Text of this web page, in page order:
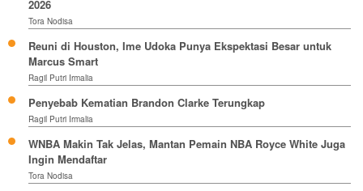
2026
Tora Nodisa
Reuni di Houston, Ime Udoka Punya Ekspektasi Besar untuk
Marcus Smart
Ragil Putri Irmalia
Penyebab Kematian Brandon Clarke Terungkap
Ragil Putri Irmalia
WNBA Makin Tak Jelas, Mantan Pemain NBA Royce White Juga
Ingin Mendaftar
Tora Nodisa